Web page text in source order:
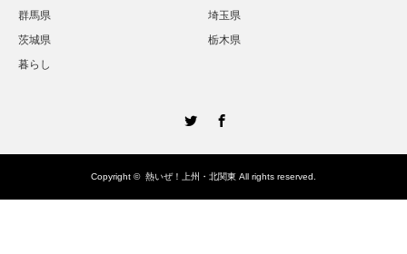
群馬県
埼玉県
茨城県
栃木県
暮らし
Copyright © 熱いぜ！上州・北関東 All rights reserved.